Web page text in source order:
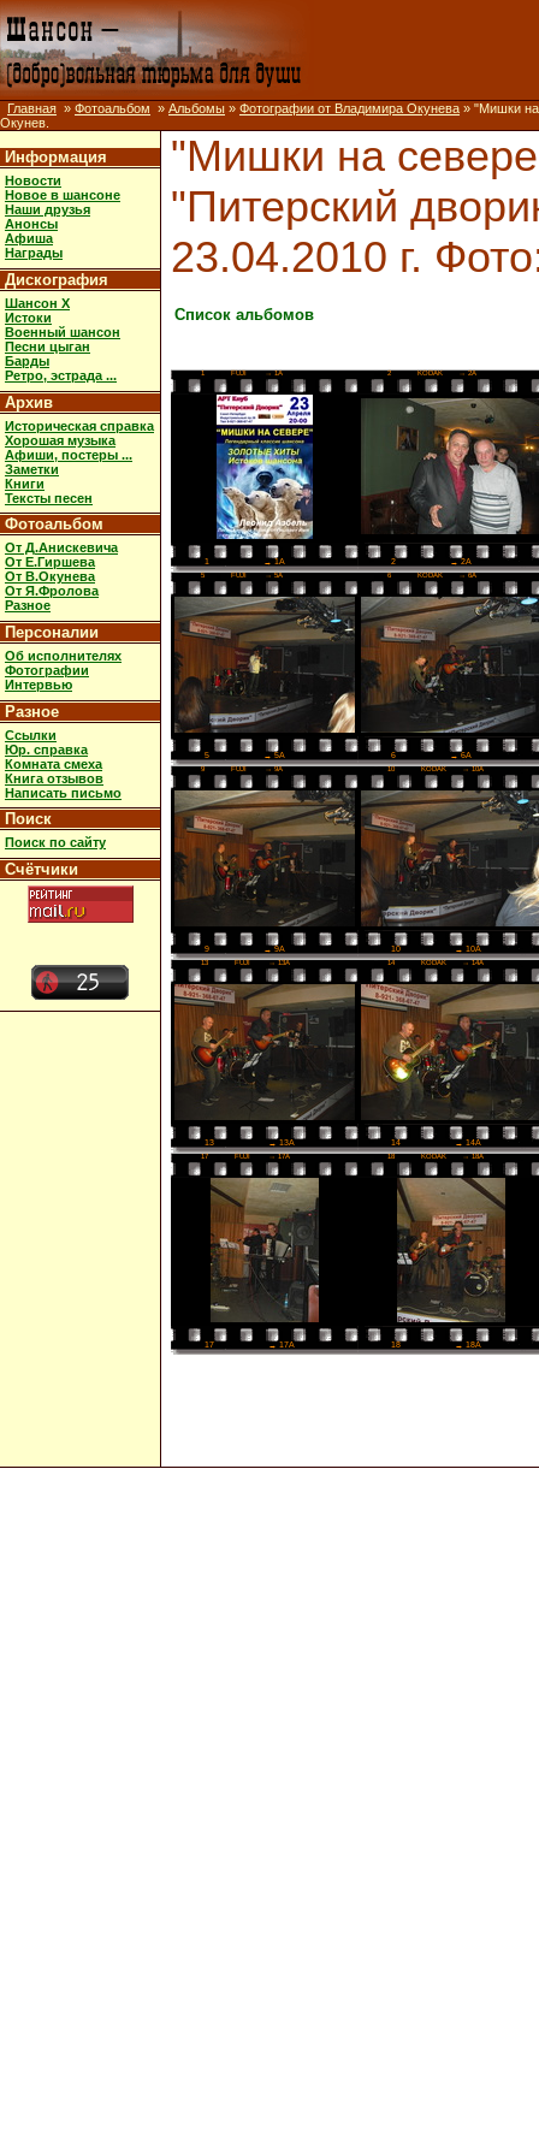
Главная » Фотоальбом » Альбомы » Фотографии от Владимира Окунева » "Мишки на
Окунев.
Информация
Новости
Новое в шансоне
Наши друзья
Анонсы
Афиша
Награды
Дискография
Шансон X
Истоки
Военный шансон
Песни цыган
Барды
Ретро, эстрада ...
Архив
Историческая справка
Хорошая музыка
Афиши, постеры ...
Заметки
Книги
Тексты песен
Фотоальбом
От Д.Анискевича
От Е.Гиршева
От В.Окунева
От Я.Фролова
Разное
Персоналии
Об исполнителях
Фотографии
Интервью
Разное
Ссылки
Юр. справка
Комната смеха
Книга отзывов
Написать письмо
Поиск
Поиск по сайту
Счётчики
"Мишки на
"Питерский
23.04.2010 г.
Список альбомов
1 FUJI → 1A 2 KODAK → 2A
1 → 1A 2 → 2A
5 FUJI → 5A 6 KODAK → 6A
5 → 5A 6 → 6A
9 FUJI → 9A 10 KODAK → 10A
9 → 9A 10 → 10A
13 FUJI → 13A 14 KODAK → 14A
13 → 13A 14 → 14A
17 FUJI → 17A 18 KODAK → 18A
17 → 17A 18 → 18A